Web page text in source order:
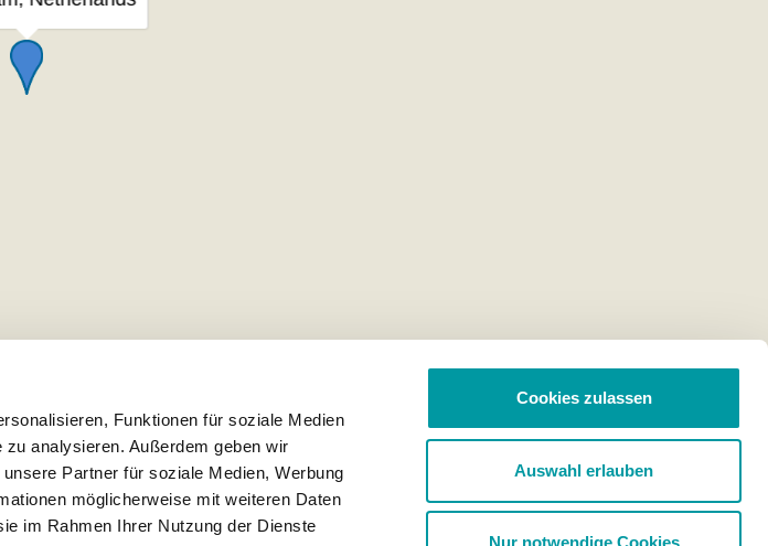
Funktionen für soziale Medien
analysieren. Außerdem geben wir
Partner für soziale Medien, Werbung
möglicherweise mit weiteren Daten
im Rahmen Ihrer Nutzung der Dienste
Cookies zulassen
Auswahl erlauben
Nur notwendige Cookies